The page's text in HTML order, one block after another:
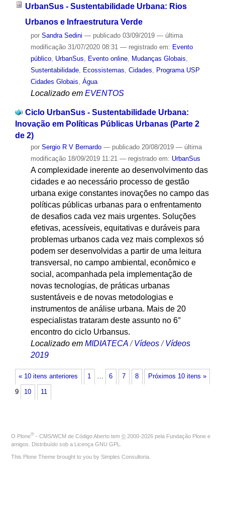
UrbanSus - Sustentabilidade Urbana: Rios
Urbanos e Infraestrutura Verde
por Sandra Sedini — publicado03/09/2019 — última
modificação31/07/2020 08:31 — registrado em: Evento
público, UrbanSus Evento online, Mudanças Globais
Sustentabilidade, Ecossistemas Cidades
Programa USP
Cidades Globais Água
Localizado em EVENTOS
Ciclo UrbanSus - Sustentabilidade Urbana:
Inovação em Políticas Públicas Urbanas (Parte 2
de 2)
por Sergio R V Bernardo — publicado20/08/2019 — última
modificação18/09/2019 11:21 — registrado em: UrbanSus
A complexidade inerente ao desenvolvimento das
cidades e ao necessário processo de gestão
urbana exige constantes inovações no campo das
políticas públicas urbanas para o enfrentamento
de desafios cada vez mais urgentes. Soluções
efetivas, acessíveis, equitativas e duráveis para
problemas urbanos cada vez mais complexos só
podem ser desenvolvidas a partir de uma leitura
transversal, no campo ambiental, econômico e
social, acompanhada pela implementação de
novas tecnologias, de práticas urbanas
sustentáveis e de novas metodologias e
instrumentos de análise urbana. Mais de 20
especialistas trataram deste assunto no 6°
encontro do ciclo Urbansus.
Localizado em MIDIATECA /Vídeos /Vídeos
2019
« 10 itens anteriores Próximos 10 itens »
1 … 6 7 8
9 10 11
O Plone® - CMS/WCM de Código Aberto tem © 2000-2026 pela Fundação Plone e
amigos. Distribuído sob a Licença GNU GPL
This Plone Theme brought to you by Simples Consultoria